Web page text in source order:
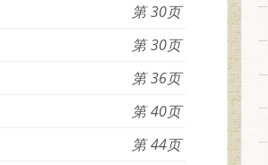
30
30
36
40
44